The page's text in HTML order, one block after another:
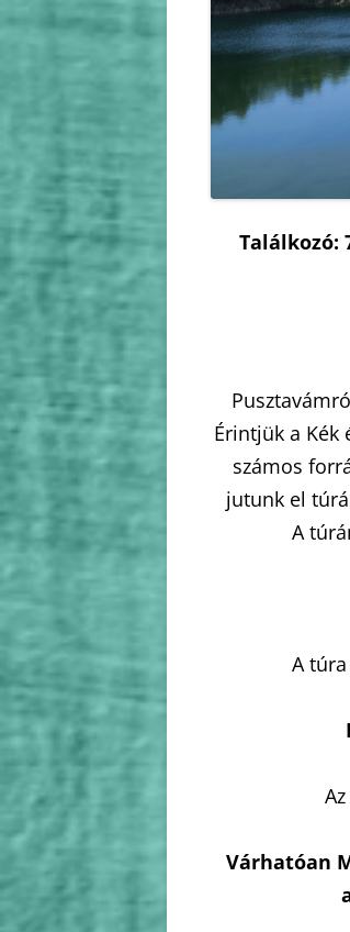
Találkozó:
Érintjük a Kék
számos
jutunk el
A
A
Várhatóan